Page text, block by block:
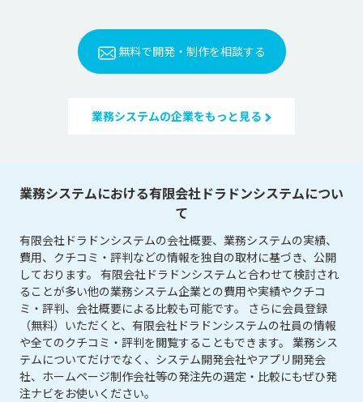
無料で開発・制作を相談する
業務システムの企業をもっと見る
業務システムにおける有限会社ドラドンシステムについ
て
有限会社ドラドンシステムの会社概要、業務システムの実績、
費用、クチコミ・評判などの情報を独自の取材に基づき、公開
しております。 有限会社ドラドンシステムと合わせて検討され
ることが多い他の業務システム企業との費用や実績やクチコ
ミ・評判、会社概要による比較も可能です。 さらに会員登録
（無料）いただくと、有限会社ドラドンシステムの社員の情報
や全てのクチコミ・評判を閲覧することもできます。 業務シス
テムについてだけでなく、システム開発会社やアプリ開発会
社、ホームページ制作会社等の発注先の選定・比較にもぜひ発
注ナビをお使いください。